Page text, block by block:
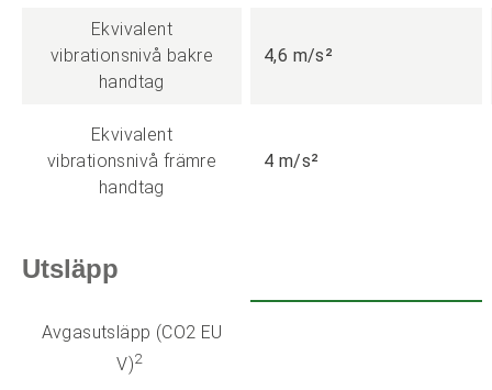
Ekvivalent
vibrationsnivå bakre
handtag
4,6 m/s²
Ekvivalent
vibrationsnivå främre
handtag
4 m/s²
Utsläpp
Avgasutsläpp (CO2 EU
V)2